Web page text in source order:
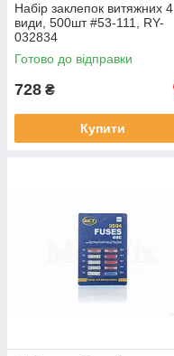
Набір заклепок витяжних 4
види, 500шт #53-111, RY-
032834
Готово до відправки
728 ₴
Купити